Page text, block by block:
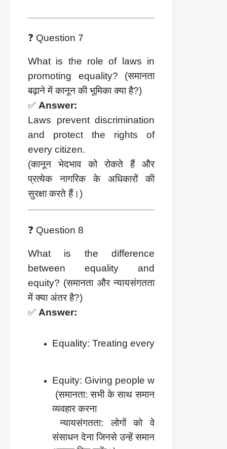
❓ Question 7
What is the role of laws in
promoting equality? (समानता
बढ़ाने में कानून की भूमिका क्या है?)
✅ Answer:
Laws prevent discrimination
and protect the rights of
every citizen.
(कानून भेदभाव को रोकते हैं और
प्रत्येक नागरिक के अधिकारों की
सुरक्षा करते हैं।)
❓ Question 8
What is the difference
between equality and
equity? (समानता और न्यायसंगतता
में क्या अंतर है?)
✅ Answer:
Equality: Treating everyone the same
Equity: Giving people what they need
व्यवहार करना
न्यायसंगतता: लोगों को वे
संसाधन देना जिनसे उन्हें समान